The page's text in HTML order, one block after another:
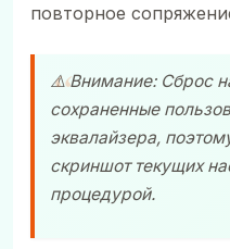
повторное
⚠️ Внимание: Сброс
сохраненные
эквалайзера,
скриншот текущих
процедурой.